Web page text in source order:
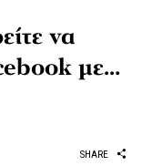
να
με…
SHARE